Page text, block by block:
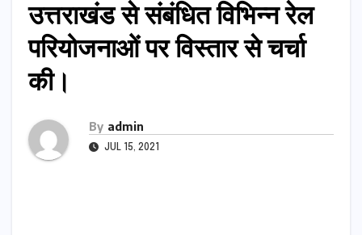
उत्तराखंड से संबंधित विभिन्न रेल
परियोजनाओं पर विस्तार से चर्चा
की।
By admin
JUL 15, 2021